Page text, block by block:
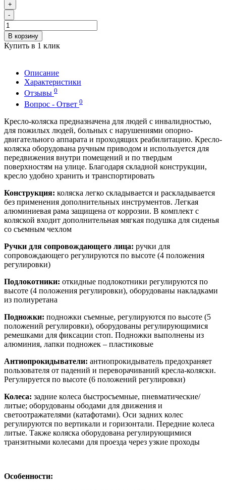
+
-
В корзину
Купить в 1 клик
Описание
Характеристики
Отзывы 0
Вопрос - Ответ 0
Кресло-коляска предназначена для людей с инвалидностью,
для пожилых людей, больных с нарушениями опорно-
двигательного аппарата и проходящих реабилитацию. Кресло-
коляска оборудована ручным приводом и используется для
передвижения внутри помещений и по твердым
поверхностям на улице. Благодаря складной конструкции,
кресло удобно хранить и транспортировать
Конструкция: коляска легко складывается и раскладывается
без применения дополнительных инструментов. Легкая
алюминиевая рама защищена от коррозии. В комплект с
коляской входит дополнительная мягкая подушка для сиденья
со съемным чехлом
Ручки для сопровождающего лица: ручки для
сопровождающего регулируются по высоте (4 положения
регулировки)
Подлокотники: откидные подлокотники регулируются по
высоте (4 положения регулировки), оборудованы накладками
из полиуретана
Подножки: подножки съемные, регулируются по высоте (5
положений регулировки), оборудованы регулирующимися
ремешками для фиксации стоп. Подножки выполнены из
алюминия, лапки подножек – пластиковые
Антиопрокидыватели: антиопрокидыватель предохраняет
пользователя от падений и переворачиваний кресла-коляски.
Регулируется по высоте (6 положений регулировки)
Колеса: задние колеса быстросъемные, пневматические/
литые; оборудованы ободами для движения и
светоотражателями (катафотами). Оси задних колес
регулируются по вертикали и горизонтали. Передние колеса
литые. Также коляска оборудована регулирующимися
транзитными колесами для проезда через узкие проходы
Особенности: